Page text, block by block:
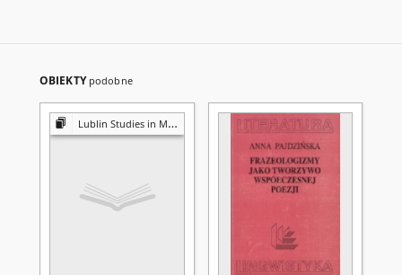
OBIEKTY podobne
Lublin Studies in Modern Languages and Literature